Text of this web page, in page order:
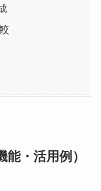
・活用例）